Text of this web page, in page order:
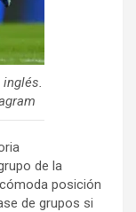
de la
posición
de grupos si